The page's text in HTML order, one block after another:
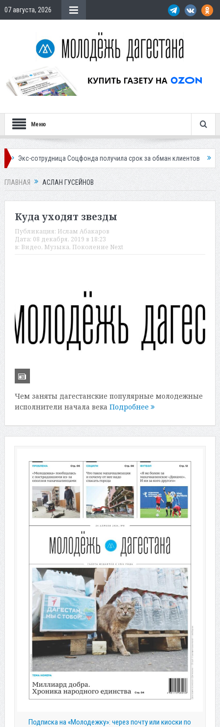
07 августа, 2026
Меню
сотрудница Соцфонда получила срок за обман клиентов Жителей
ГЛАВНАЯ АСЛАН ГУСЕЙНОВ
Куда уходят звезды
Публикация: Ислам Абакаров
Дата: 08 декабря, 2019 в 18:23
в: Видео, Музыка, Поколение Next
Чем заняты дагестанские популярные молодежные
исполнители начала века Подробнее
Подписка на «Молодежку»: через почту или киоски по